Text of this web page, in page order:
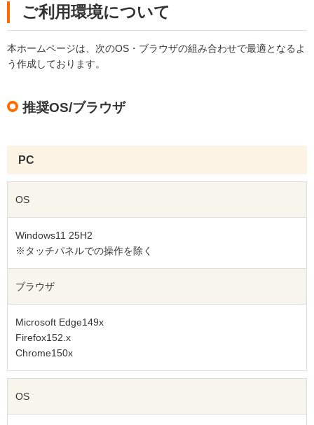
ご利用環境について
本ホームページは、次のOS・ブラウザの組み合わせで最適となるよ
う作成しております。
推奨OS/ブラウザ
PC
OS
Windows11 25H2
※タッチパネルでの操作を除く
ブラウザ
Microsoft Edge149x
Firefox152.x
Chrome150x
OS